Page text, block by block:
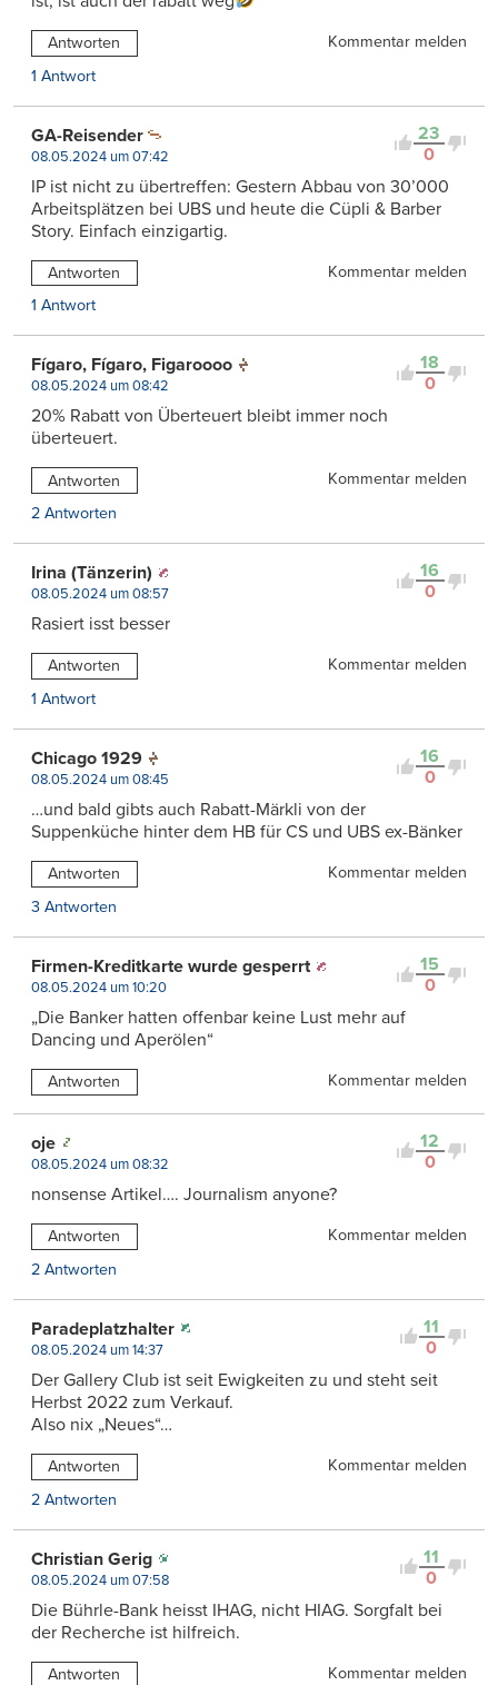
Antworten
Kommentar melden
1 Antwort
23
0
GA-Reisender
08.05.2024 um 07:42
IP ist nicht zu übertreffen: Gestern Abbau von 30’000
Arbeitsplätzen bei UBS und heute die Cüpli & Barber
Story. Einfach einzigartig.
Antworten
Kommentar melden
1 Antwort
18
0
Fígaro, Fígaro, Figaroooo
08.05.2024 um 08:42
20% Rabatt von Überteuert bleibt immer noch
überteuert.
Antworten
Kommentar melden
2 Antworten
16
0
Irina (Tänzerin)
08.05.2024 um 08:57
Rasiert isst besser
Antworten
Kommentar melden
1 Antwort
16
0
Chicago 1929
08.05.2024 um 08:45
…und bald gibts auch Rabatt-Märkli von der
Suppenküche hinter dem HB für CS und UBS ex-Bänker
Antworten
Kommentar melden
3 Antworten
15
0
Firmen-Kreditkarte wurde gesperrt
08.05.2024 um 10:20
„Die Banker hatten offenbar keine Lust mehr auf
Dancing und Aperölen“
Antworten Kommentar melden
12
0
oje
08.05.2024 um 08:32
nonsense Artikel…. Journalism anyone?
Antworten
Kommentar melden
2 Antworten
11
0
Paradeplatzhalter
08.05.2024 um 14:37
Der Gallery Club ist seit Ewigkeiten zu und steht seit
Herbst 2022 zum Verkauf.
Also nix „Neues“…
Antworten
Kommentar melden
2 Antworten
11
0
Christian Gerig
08.05.2024 um 07:58
Die Bührle-Bank heisst IHAG, nicht HIAG. Sorgfalt bei
der Recherche ist hilfreich.
Antworten
Kommentar melden